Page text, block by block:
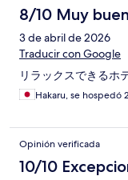
8/10 Muy
3 de abril de 2026
Traducir con Google
リラックスできるホ
Hakaru, se hospedó
Opinión verificada
10/10